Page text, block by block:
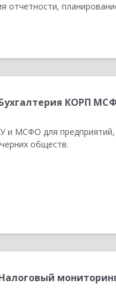
отчетности,
КОРП
и МСФО для предприятий,
обществ.